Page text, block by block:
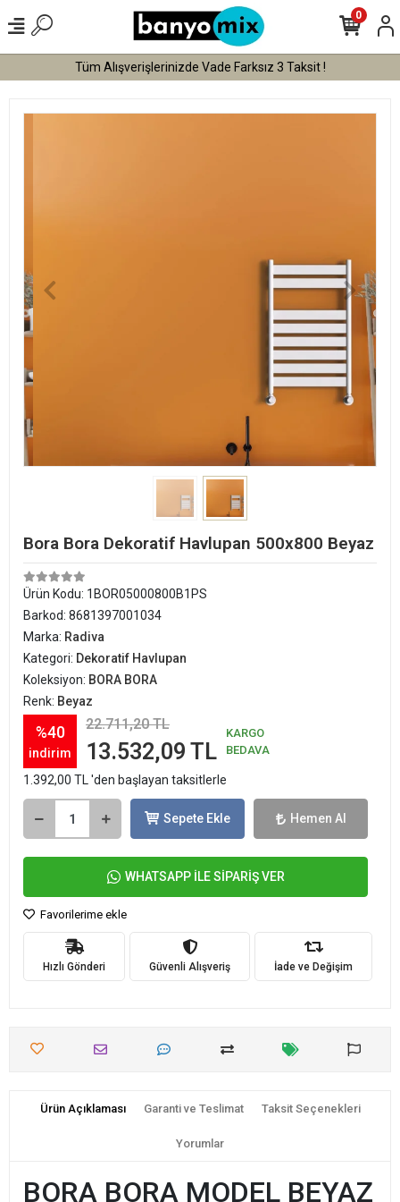
Tüm Alışverişlerinizde Vade Farksız 3 Taksit !
0
Bora Bora Dekoratif Havlupan 500x800 Beyaz
Ürün Kodu: 1BOR05000800B1PS
Barkod: 8681397001034
Marka: Radiva
Kategori: Dekoratif Havlupan
Koleksiyon: BORA BORA
Renk: Beyaz
%40
indirim
22.711,20 TL
13.532,09 TL
KARGO
BEDAVA
1.392,00 TL 'den başlayan taksitlerle
Sepete Ekle Hemen Al
WHATSAPP İLE SİPARİŞ VER
Favorilerime ekle
Hızlı Gönderi Güvenli Alışveriş İade ve Değişim
Ürün Açıklaması Garanti ve Teslimat Taksit Seçenekleri
Yorumlar
BORA BORA MODEL BEYAZ